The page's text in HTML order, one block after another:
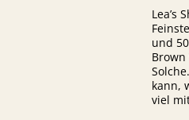
Lea’s
und
kann,
viel